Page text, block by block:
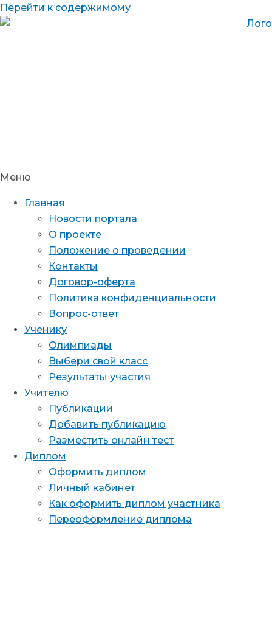
Перейти к содержимому
Меню
Главная
Новости портала
О проекте
Положение о проведении
Контакты
Договор-оферта
Политика конфиденциальности
Вопрос-ответ
Ученику
Олимпиады
Выбери свой класс
Результаты участия
Учителю
Публикации
Добавить публикацию
Разместить онлайн тест
Диплом
Оформить диплом
Личный кабинет
Как оформить диплом участника
Переоформление диплома